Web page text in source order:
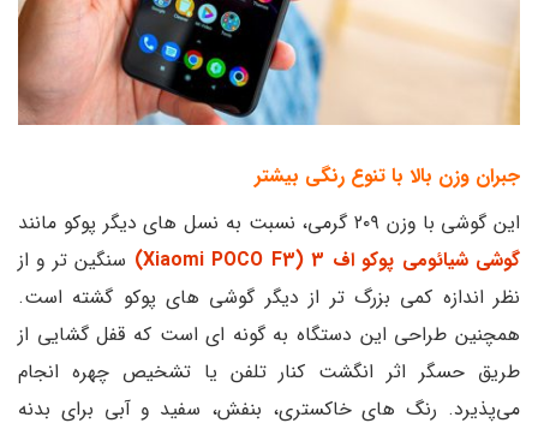
جبران وزن بالا با تنوع رنگی بیشتر
این گوشی با وزن ۲۰۹ گرمی، نسبت به نسل های دیگر پوکو مانند
گوشی شیائومی پوکو اف 3 (Xiaomi POCO F3)
سنگین تر و از
نظر اندازه کمی بزرگ تر از دیگر گوشی های پوکو گشته است.
همچنین طراحی این دستگاه به گونه ای است که قفل گشایی از
طریق حسگر اثر انگشت کنار تلفن یا تشخیص چهره انجام
می‌پذیرد. رنگ های خاکستری، بنفش، سفید و آبی برای بدنه